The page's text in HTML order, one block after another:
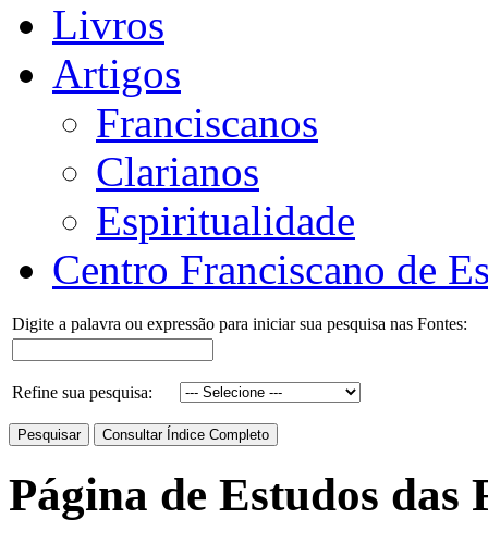
Livros
Artigos
Franciscanos
Clarianos
Espiritualidade
Centro Franciscano de
Digite a palavra ou expressão para iniciar sua pesquisa nas Fontes:
Refine sua pesquisa:
Página de Estudos das